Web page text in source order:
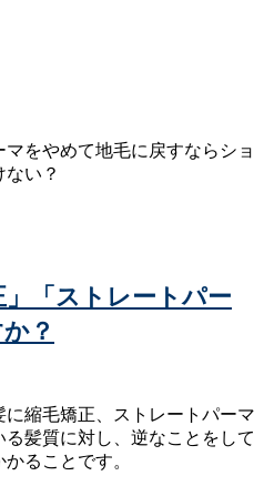
「ストレートパー
？
縮毛矯正、ストレートパーマ
髪質に対し、逆なことをして
ることです。